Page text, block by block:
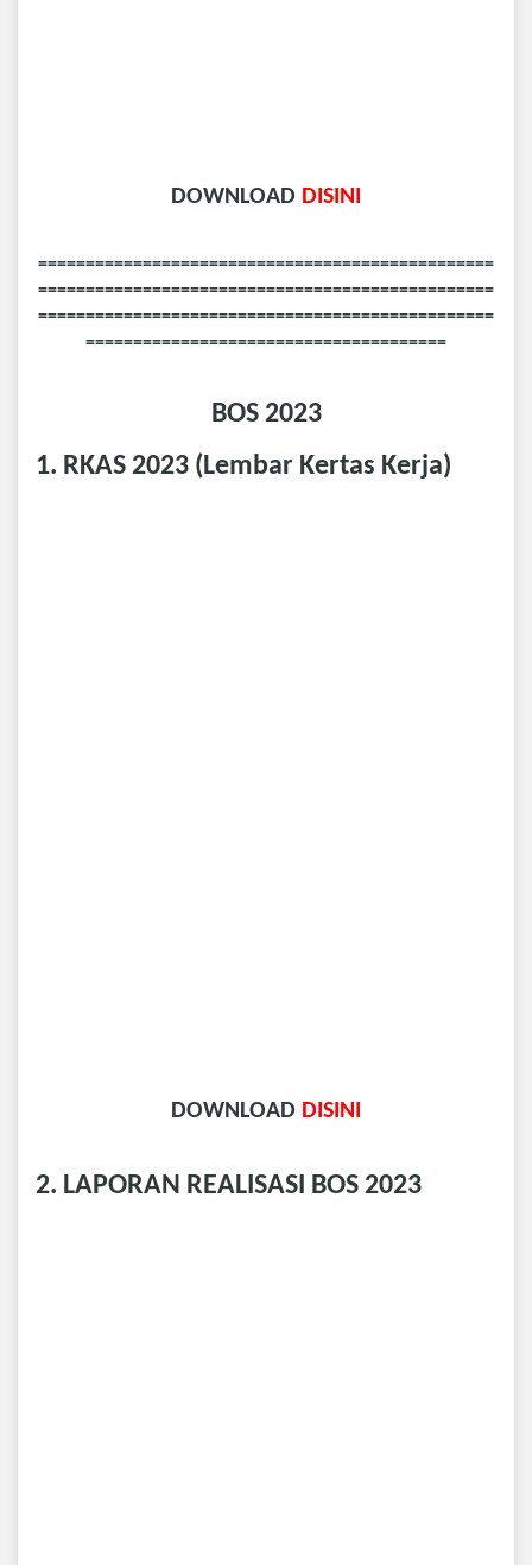
DOWNLOAD DISINI
================================================
================================================
================================================
======================================
BOS 2023
1. RKAS 2023 (Lembar Kertas Kerja)
DOWNLOAD DISINI
2. LAPORAN REALISASI BOS 2023